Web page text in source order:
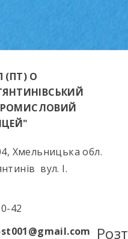
(ПТ) О
Хмельницька обл.
вул. І.
42